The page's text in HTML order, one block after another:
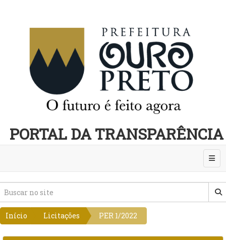
PORTAL DA TRANSPARÊNCIA
Início Licitações PER 1/2022